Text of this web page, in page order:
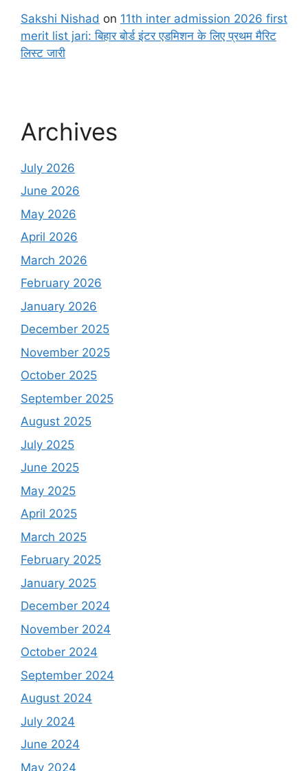
Sakshi Nishad on 11th inter admission 2026 first
merit list jari: बिहार बोर्ड इंटर एडमिशन के लिए प्रथम मैरिट
लिस्ट जारी
Archives
July 2026
June 2026
May 2026
April 2026
March 2026
February 2026
January 2026
December 2025
November 2025
October 2025
September 2025
August 2025
July 2025
June 2025
May 2025
April 2025
March 2025
February 2025
January 2025
December 2024
November 2024
October 2024
September 2024
August 2024
July 2024
June 2024
May 2024